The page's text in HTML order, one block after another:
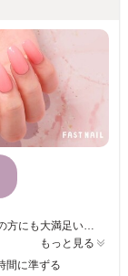
*・★楽天ビューティ限定価格あり★・* コスパ重視の方にも大満足いただいています！ ☑ 忙しい方にも嬉しい【時短ネイル】 ☑ 落ち着いた空間で【リラックス施術】 ☑ シンプル〜トレンド・ニュアンスまで【幅広いデザイン対応】 皆様のお悩み・理想に近づけるよう、 精一杯お施術させて頂きます。 リーズナブルな価格と丁寧な施術で リラックスできるひとときをお過ごしください。
もっと見る
間に準ずる